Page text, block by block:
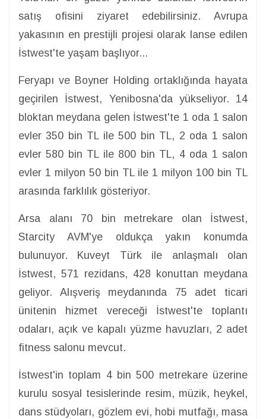
satış ofisini ziyaret edebilirsiniz. Avrupa
yakasının en prestijli projesi olarak lanse edilen
İstwest'te yaşam başlıyor...
Feryapı ve Boyner Holding ortaklığında hayata
geçirilen İstwest, Yenibosna'da yükseliyor. 14
bloktan meydana gelen İstwest'te 1 oda 1 salon
evler 350 bin TL ile 500 bin TL, 2 oda 1 salon
evler 580 bin TL ile 800 bin TL, 4 oda 1 salon
evler 1 milyon 50 bin TL ile 1 milyon 100 bin TL
arasında farklılık gösteriyor.
Arsa alanı 70 bin metrekare olan İstwest,
Starcity AVM'ye oldukça yakın konumda
bulunuyor. Kuveyt Türk ile anlaşmalı olan
İstwest, 571 rezidans, 428 konuttan meydana
geliyor. Alışveriş meydanında 75 adet ticari
ünitenin hizmet vereceği İstwest'te toplantı
odaları, açık ve kapalı yüzme havuzları, 2 adet
fitness salonu mevcut.
İstwest'in toplam 4 bin 500 metrekare üzerine
kurulu sosyal tesislerinde resim, müzik, heykel,
dans stüdyoları, gözlem evi, hobi mutfağı, masa